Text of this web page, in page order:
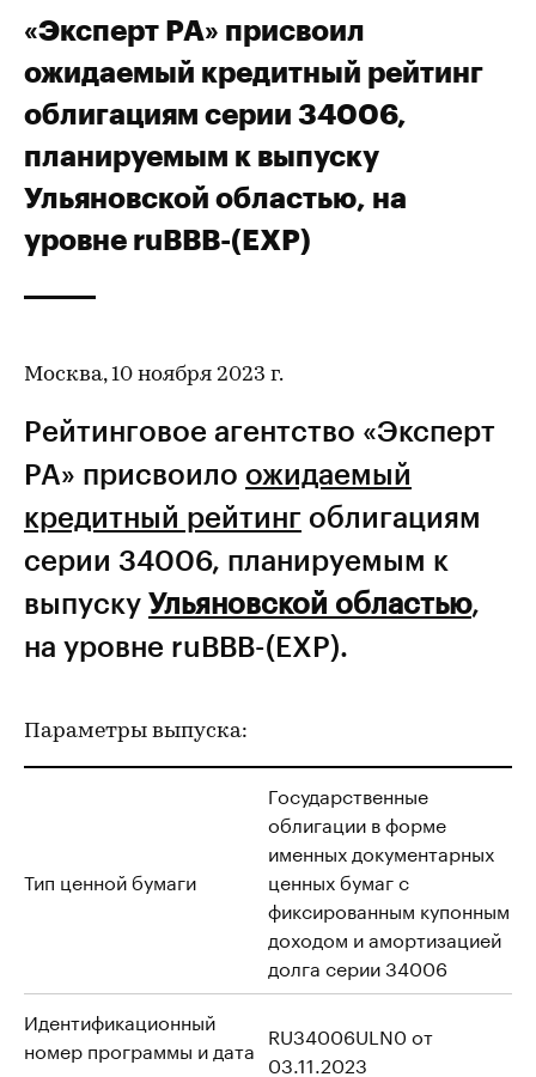
«Эксперт РА» присвоил
ожидаемый кредитный рейтинг
облигациям серии 34006,
планируемым к выпуску
Ульяновской областью, на
уровне ruВВВ-(EXP)
Москва, 10 ноября 2023 г.
Рейтинговое агентство «Эксперт
РА» присвоило ожидаемый
кредитный рейтинг облигациям
серии 34006, планируемым к
выпуску Ульяновской областью,
на уровне ruВВВ-(EXP).
Параметры выпуска:
Тип ценной бумаги
Государственные
облигации в форме
именных документарных
ценных бумаг с
фиксированным купонным
доходом и амортизацией
долга серии 34006
Идентификационный
номер программы и дата RU34006ULN0 от
03.11.2023